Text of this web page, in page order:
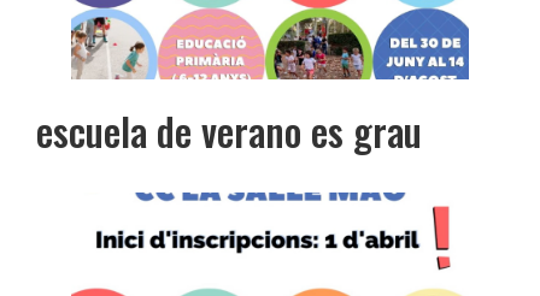
escuela de verano es grau